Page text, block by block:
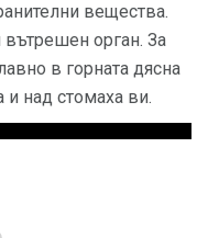
вещества.
орган. За
в горната дясна
и над стомаха ви.